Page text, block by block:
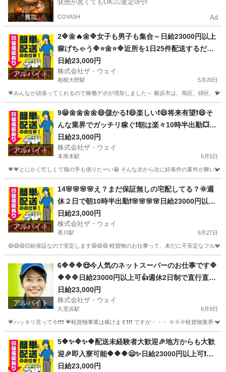
状態が悪くてもOK🙆‍♀️査定0円‼️
COYASH Ad
アルバイト
2🔷🌼🔥🌼🔷女子も男子も集合～日給23000円以上
稼げちゃう🔷⭐🌼⭐🔷近所を1日25件配送するだけ❗️
週休2日制のお仕事です😄
日給23,000円
株式会社ザ・ウェイ
相模大野駅 5月20日
💗みんなが頑張ってくれるので稼働デポが増加しました～ 横浜市は、旭区、緑区、
相模大野駅 ドライバー ネットスーパー
アルバイト
9😁🌼🌼🌼🌼😄儲かる❗️😄楽しい❗️😄将来有望❗️😄そ
んな業界でガッチリ稼ぐ❗️朝は楽々10時半出勤💥日
給23000円以上❗️事業拡大につき大量募集❗️❗️❗️
日給23,000円
株式会社ザ・ウェイ
本厚木駅 6月5日
💗💗とにかく忙しくて猫の手も借りたーい😁 そんな次から次に好条件の案件が舞い
本厚木駅 配送 ネットスーパー
アルバイト
14🌸🌸🌸🌸え？まだ保証無しの宅配してる？🌞週
休２日で朝10時半出勤❗️🌸🌸🌸🌸日給23000円以上
🌸安定収入で女子いっぱい🎉さぁ～集まれ～
日給23,000円
株式会社ザ・ウェイ
香川駅 6月27日
😄😄😄日給保証なので安定します😄😄😄 軽貨物のお仕事って、未だに不安定なフル
香川駅 ドライバー ギグワーク
アルバイト
6🔷🔷🔷😍今人気のネットスーパーのお仕事です🔷
🔶🔷🔷日給23000円以上可👍週休2日制で直行直帰
で楽々勤務🌼🌼🌼
日給23,000円
株式会社ザ・ウェイ
久里浜駅 6月9日
💗ハッキリ言って今❗️❗️❗️ 💗軽貨物事業は稼げます❗️❗️❗️ ですが・・・ 🌞🌞🌞軽貨物業
久里浜駅 配送 ネットスーパー
5🔶✨🔷✨🔶配送未経験者大歓迎🎉地方からも大歓
迎🎉即入寮可能🔶🔶🔶😄✨日給23000円以上可❗️安
定収入😄軽貨物ドライバー💥
日給23,000円